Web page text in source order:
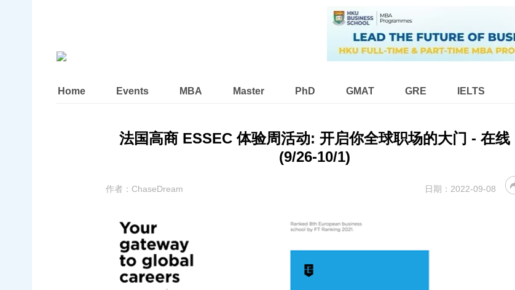
Home Events MBA Master PhD GMAT GRE IELTS
法国高商 ESSEC 体验周活动: 开启你全球职场的大门 - 在线
(9/26-10/1)
作者： ChaseDream 日期： 2022-09-08